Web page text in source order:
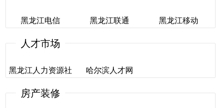
黑龙江电信
黑龙江电信
黑龙江联通
黑龙江联通
黑龙江移动
黑龙江移动
人才市场
黑龙江人力资源社
会保障厅
哈尔滨人才网
哈尔滨人才网
房产装修